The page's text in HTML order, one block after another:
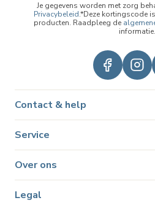
Je gegevens worden met zorg
Privacybeleid.*Deze kortingscode
producten. Raadpleeg de
informatie.
Contact & help
Service
Over ons
Legal